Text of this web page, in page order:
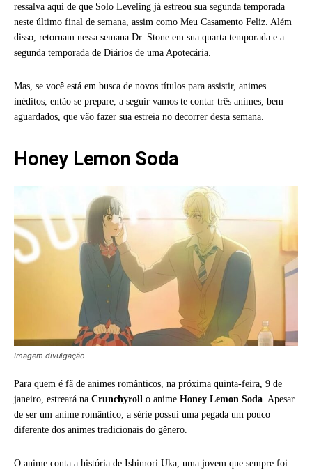
ressalva aqui de que Solo Leveling já estreou sua segunda temporada
neste último final de semana, assim como Meu Casamento Feliz. Além
disso, retornam nessa semana Dr. Stone em sua quarta temporada e a
segunda temporada de Diários de uma Apotecária.
Mas, se você está em busca de novos títulos para assistir, animes
inéditos, então se prepare, a seguir vamos te contar três animes, bem
aguardados, que vão fazer sua estreia no decorrer desta semana.
Honey Lemon Soda
Imagem divulgação
Para quem é fã de animes românticos, na próxima quinta-feira, 9 de
janeiro, estreará na Crunchyroll o anime Honey Lemon Soda. Apesar
de ser um anime romântico, a série possuí uma pegada um pouco
diferente dos animes tradicionais do gênero.
O anime conta a história de Ishimori Uka, uma jovem que sempre foi